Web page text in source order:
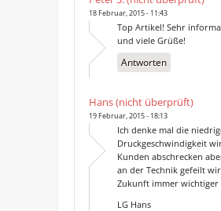
18 Februar, 2015 - 11:43
Top Artikel! Sehr
und viele Grüße!
Antworten
Hans (nicht überprüft)
19 Februar, 2015 - 18:13
Ich denke mal die
Druckgeschwindigkeit
Kunden abschrecken
an der Technik gefeilt
Zukunft immer wichtiger
LG Hans